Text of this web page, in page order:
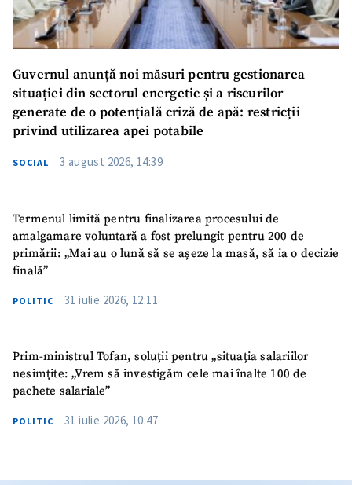
Guvernul anunță noi măsuri pentru gestionarea
situației din sectorul energetic și a riscurilor
generate de o potențială criză de apă: restricții
privind utilizarea apei potabile
SOCIAL 3 august 2026, 14:39
Termenul limită pentru finalizarea procesului de
amalgamare voluntară a fost prelungit pentru 200 de
primării: „Mai au o lună să se așeze la masă, să ia o decizie
finală”
POLITIC 31 iulie 2026, 12:11
Prim-ministrul Tofan, soluții pentru „situația salariilor
nesimțite: „Vrem să investigăm cele mai înalte 100 de
pachete salariale”
POLITIC 31 iulie 2026, 10:47